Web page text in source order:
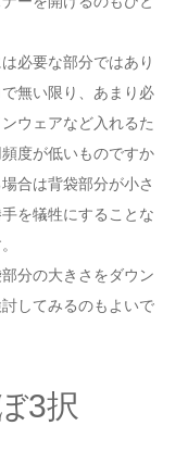
必要な部分ではあり
無い限り、あまり必
ウェアなど入れるた
度が低いものですか
合は背袋部分が小さ
を犠牲にすることな
分の大きさをダウン
してみるのもよいで
3択